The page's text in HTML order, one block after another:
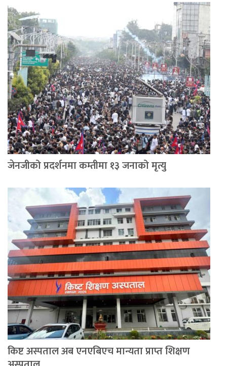
जेनजीको प्रदर्शनमा कम्तीमा १३ जनाको मृत्यु
किष्ट अस्पताल अब एनएबिएच मान्यता प्राप्त शिक्षण